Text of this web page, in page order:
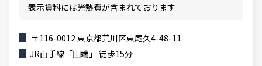
表示賃料には光熱費が含まれております
〒116-0012 東京都荒川区東尾久4-48-11
JR山手線「田端」 徒歩15分